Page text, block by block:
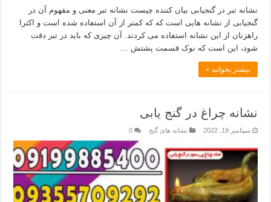
نشانه تبر در گنجیابی بیان کننده چیست نشانه تبر معنی و مفهوم آن در
گنجیابی از نشانه هایی است که که کمتر از آن استفاده شده است و اکثرا
راهزنان از این نشانه استفاده می کردند. آن چیزی که باید در تبر دقت
شود، این است که نوک قسمت پشتش …
بیشتر بخوانید »
نشانه چراغ در گنج یابی
سپتامبر 19, 2022 نشانه های گنج 0